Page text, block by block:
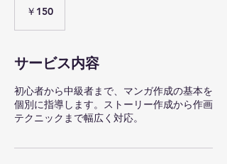
￥150
サービス内容
初心者から中級者まで、マンガ作成の基本を
個別に指導します。ストーリー作成から作画
テクニックまで幅広く対応。